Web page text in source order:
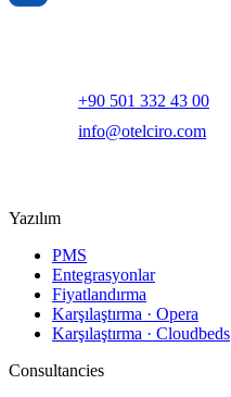
+90 501 332 43 00
info@otelciro.com
Yazılım
PMS
Entegrasyonlar
Fiyatlandırma
Karşılaştırma · Opera
Karşılaştırma · Cloudbeds
Consultancies